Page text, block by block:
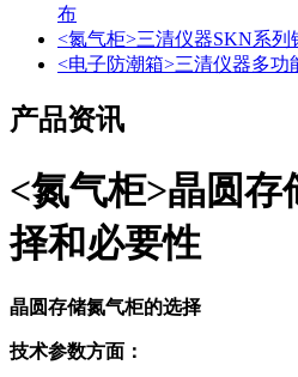
布
<氮气柜>三清仪器SKN系
<电子防潮箱>三清仪器多功
产品资讯
<氮气柜>晶圆存
择和必要性
晶圆存储氮气柜的选择
技术参数方面：